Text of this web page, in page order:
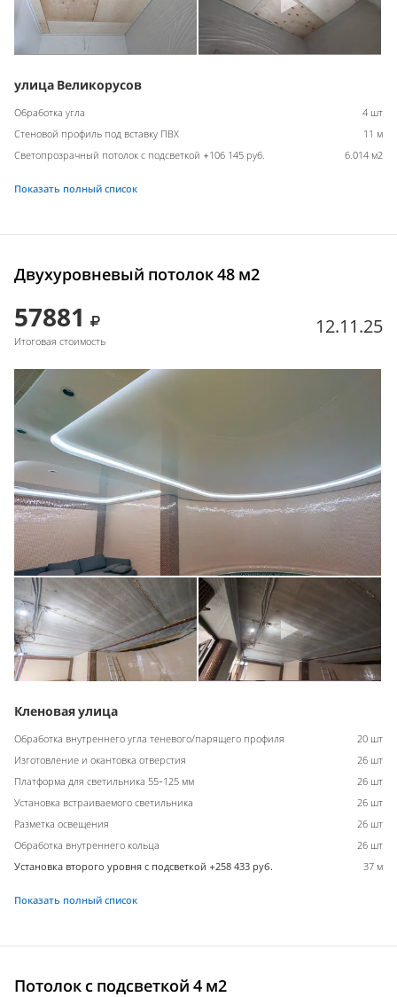
улица Великорусов
Обработка угла
4 шт
Стеновой профиль под вставку ПВХ
11 м
Светопрозрачный потолок с подсветкой +106 145 руб.
6.014 м2
Показать полный список
Двухуровневый потолок 48 м2
57881
Итоговая стоимость
12.11.25
Кленовая улица
Обработка внутреннего угла теневого/парящего профиля
20 шт
Изготовление и окантовка отверстия
26 шт
Платформа для светильника 55-125 мм
26 шт
Установка встраиваемого светильника
26 шт
Разметка освещения
26 шт
Обработка внутреннего кольца
26 шт
Установка второго уровня с подсветкой +258 433 руб.
37 м
Показать полный список
Потолок с подсветкой 4 м2